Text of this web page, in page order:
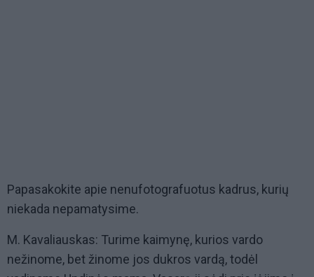
Papasakokite apie nenufotografuotus kadrus, kurių
niekada nepamatysime.
M. Kavaliauskas: Turime kaimynę, kurios vardo
nežinome, bet žinome jos dukros vardą, todėl